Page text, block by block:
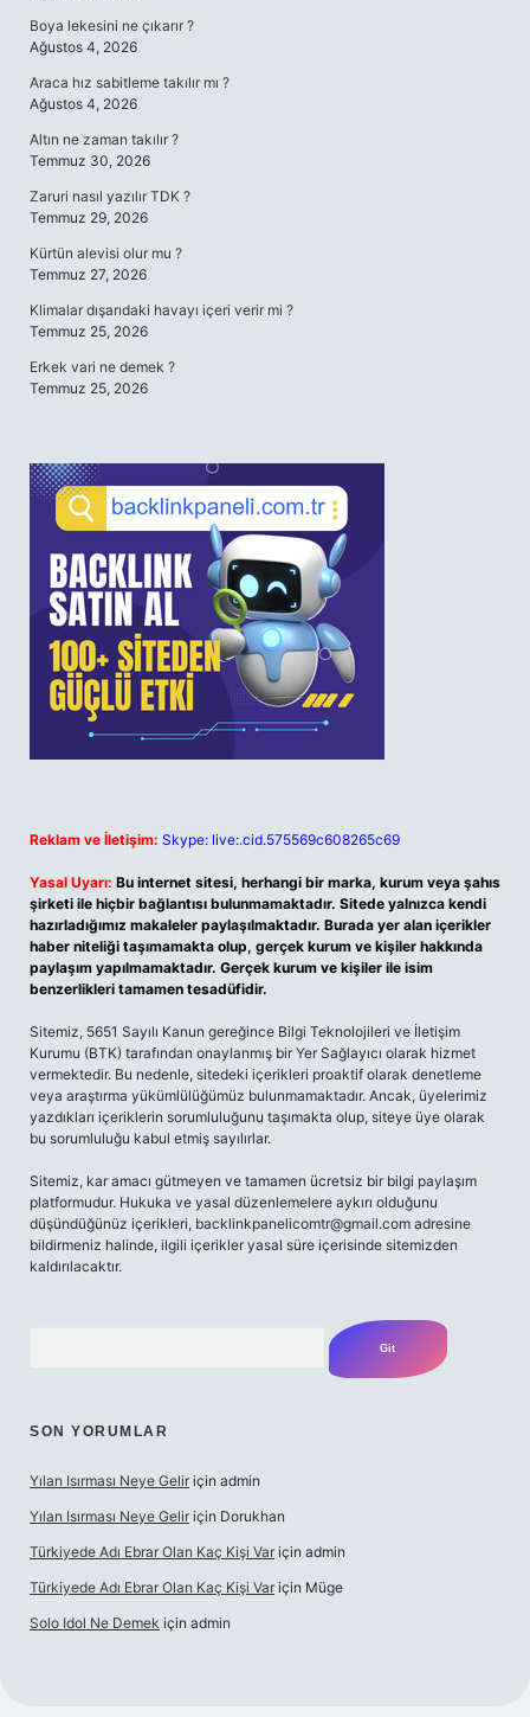
Boya lekesini ne çıkarır ?
Ağustos 4, 2026
Araca hız sabitleme takılır mı ?
Ağustos 4, 2026
Altın ne zaman takılır ?
Temmuz 30, 2026
Zaruri nasıl yazılır TDK ?
Temmuz 29, 2026
Kürtün alevisi olur mu ?
Temmuz 27, 2026
Klimalar dışarıdaki havayı içeri verir mi ?
Temmuz 25, 2026
Erkek vari ne demek ?
Temmuz 25, 2026
Reklam ve İletişim: Skype: live:.cid.575569c608265c69
Yasal Uyarı: Bu internet sitesi, herhangi bir marka, kurum veya şahıs
şirketi ile hiçbir bağlantısı bulunmamaktadır. Sitede yalnızca kendi
hazırladığımız makaleler paylaşılmaktadır. Burada yer alan içerikler
haber niteliği taşımamakta olup, gerçek kurum ve kişiler hakkında
paylaşım yapılmamaktadır. Gerçek kurum ve kişiler ile isim
benzerlikleri tamamen tesadüfidir.
Sitemiz, 5651 Sayılı Kanun gereğince Bilgi Teknolojileri ve İletişim
Kurumu (BTK) tarafından onaylanmış bir Yer Sağlayıcı olarak hizmet
vermektedir. Bu nedenle, sitedeki içerikleri proaktif olarak denetleme
veya araştırma yükümlülüğümüz bulunmamaktadır. Ancak, üyelerimiz
yazdıkları içeriklerin sorumluluğunu taşımakta olup, siteye üye olarak
bu sorumluluğu kabul etmiş sayılırlar.
Sitemiz, kar amacı gütmeyen ve tamamen ücretsiz bir bilgi paylaşım
platformudur. Hukuka ve yasal düzenlemelere aykırı olduğunu
düşündüğünüz içerikleri, backlinkpanelicomtr@gmail.com adresine
bildirmeniz halinde, ilgili içerikler yasal süre içerisinde sitemizden
kaldırılacaktır.
SON YORUMLAR
Yılan Isırması Neye Gelir için admin
Yılan Isırması Neye Gelir için Dorukhan
Türkiyede Adı Ebrar Olan Kaç Kişi Var için admin
Türkiyede Adı Ebrar Olan Kaç Kişi Var için Müge
Solo Idol Ne Demek için admin